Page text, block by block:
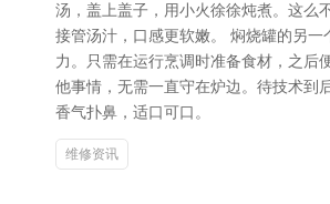
汤，盖上盖子，用小火徐徐炖煮。这么
接管汤汁，口感更软嫩。 焖烧罐的另一
力。只需在运行烹调时准备食材，之后
他事情，无需一直守在炉边。待技术到
香气扑鼻，适口可口。
维修资讯